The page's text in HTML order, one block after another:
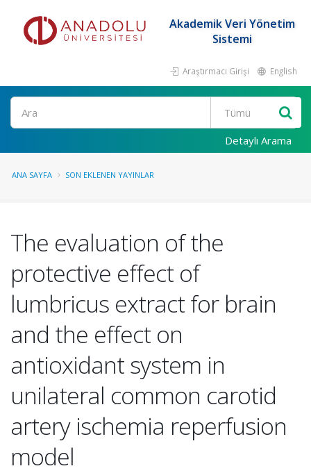
Akademik Veri Yönetim
Sistemi
Araştırmacı Girişi English
Ara
Detaylı Arama
ANA SAYFA SON EKLENEN YAYINLAR
The evaluation of the
protective effect of
lumbricus extract for brain
and the effect on
antioxidant system in
unilateral common carotid
artery ischemia reperfusion
model